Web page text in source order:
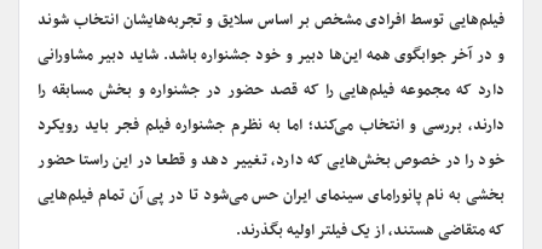
فیلم‌هایی توسط افرادی مشخص بر اساس سلایق و تجربه‌هایشان انتخاب شوند
و در آخر جوابگوی همه این‌ها دبیر و خود جشنواره باشد. شاید دبیر مشاورانی
دارد که مجموعه فیلم‌هایی را که قصد حضور در جشنواره و بخش مسابقه را
دارند، بررسی و انتخاب می‌کند؛ اما به نظرم جشنواره فیلم فجر باید رویکرد
خود را در خصوص بخش‌هایی که دارد، تغییر دهد و قطعا در این راستا حضور
بخشی به نام پانورامای سینمای ایران حس می‌شود تا در پی آن تمام فیلم‌هایی
که متقاضی هستند، از یک فیلتر اولیه بگذرند.